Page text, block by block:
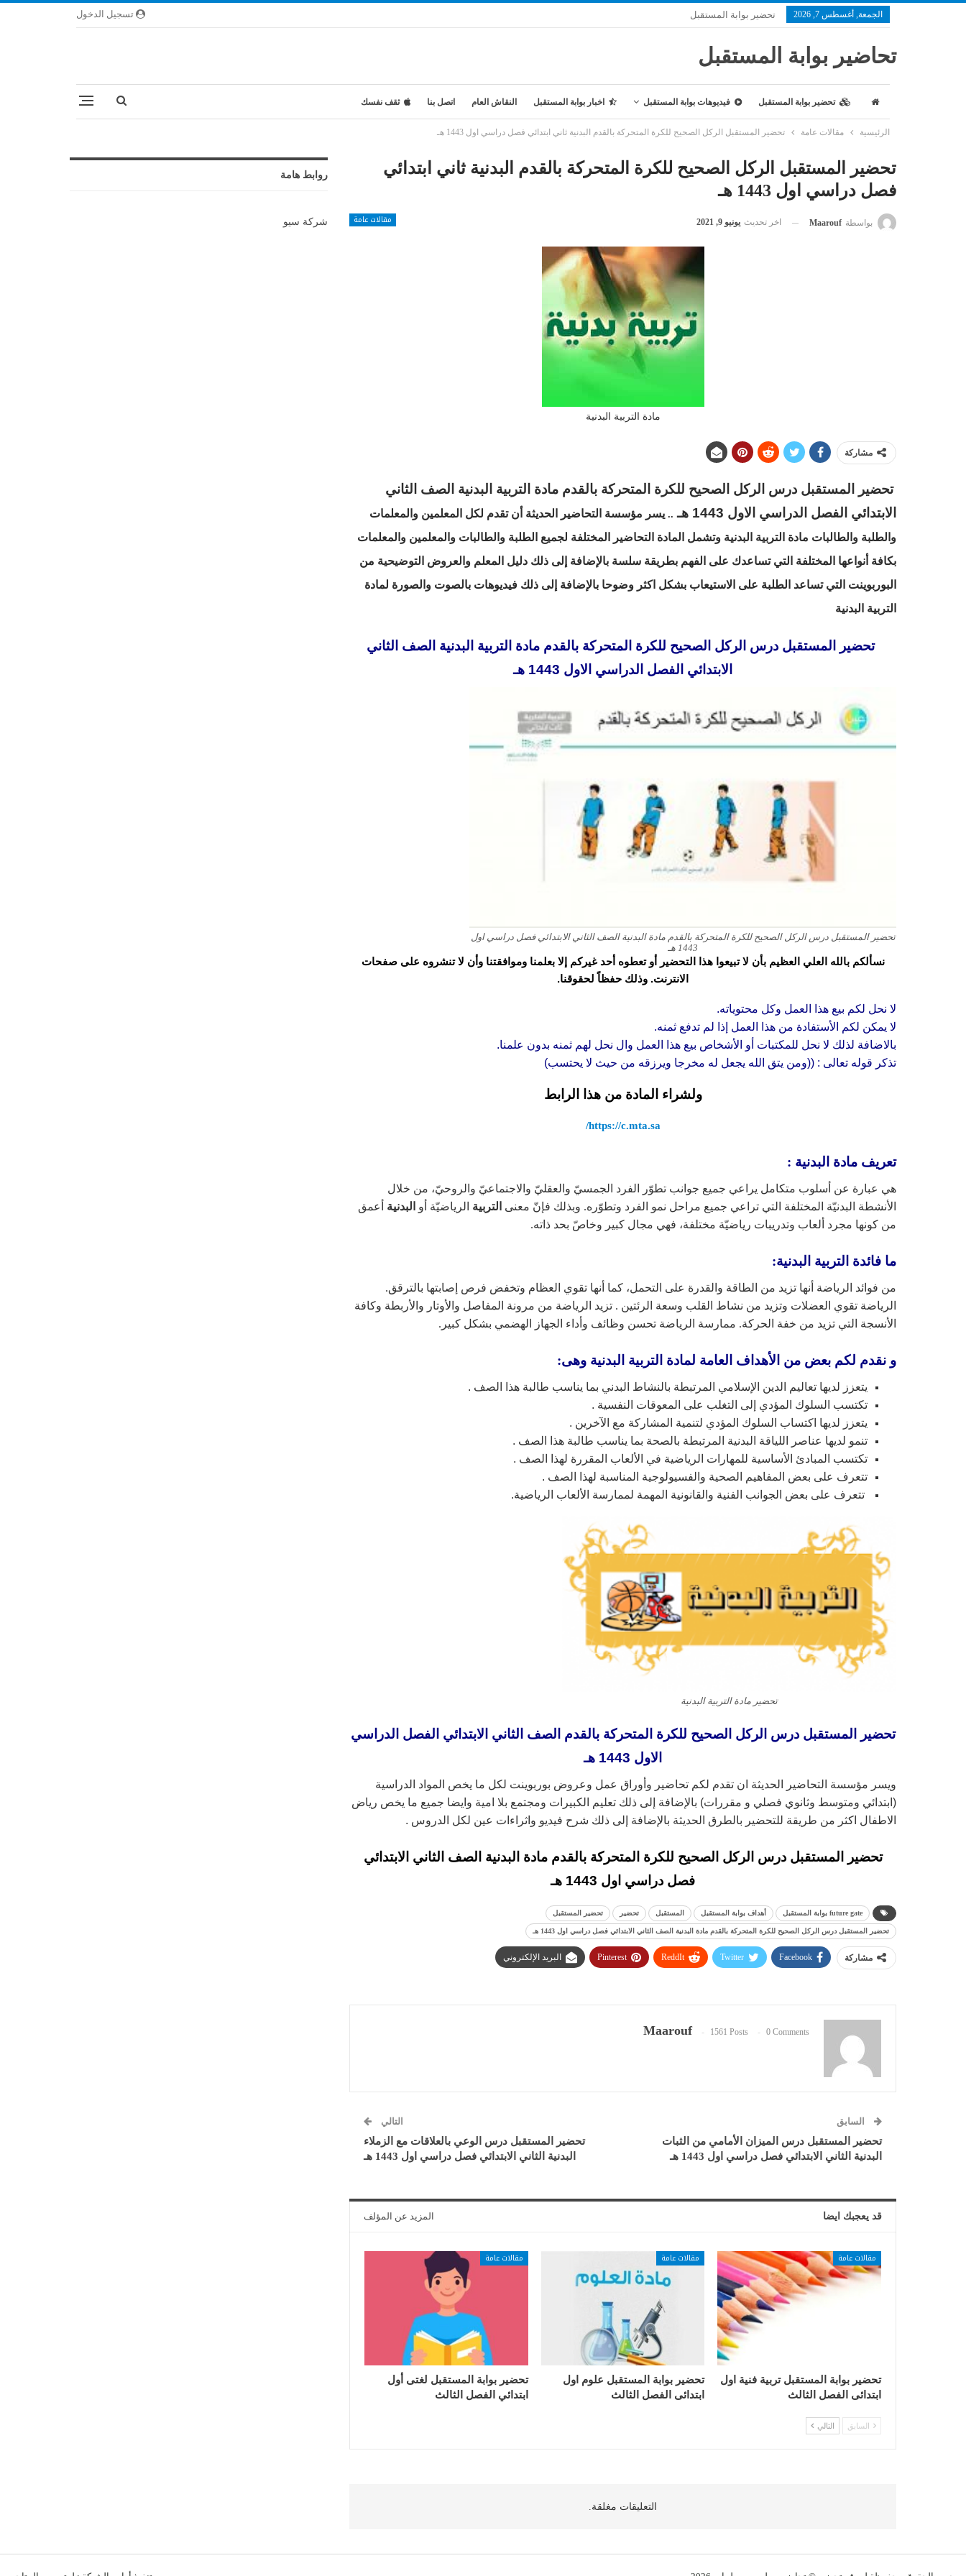
تسجيل الدخول الجمعة, أغسطس 7, 2026 تحضير بوابة المستقبل
تحاضير بوابة المستقبل
تحضير بوابة المستقبل فيديوهات بوابة المستقبل اخبار بوابة المستقبل النقاش العام اتصل بنا ثقف نفسك
الرئيسية مقالات عامة تحضير المستقبل الركل الصحيح للكرة المتحركة بالقدم البدنية ثاني ابتدائي فصل دراسي اول 1443 هـ
تحضير المستقبل الركل الصحيح للكرة المتحركة بالقدم البدنية ثاني ابتدائي
فصل دراسي اول 1443 هـ
مقالات عامة بواسطة Maarouf اخر تحديث يونيو 9, 2021
مادة التربية البدنية
مشاركة
تحضير المستقبل درس الركل الصحيح للكرة المتحركة بالقدم مادة التربية البدنية الصف الثاني
الابتدائي الفصل الدراسي الاول 1443 هـ
.. يسر مؤسسة التحاضير الحديثة أن تقدم لكل المعلمين والمعلمات
والطلبة والطالبات مادة التربية البدنية وتشمل المادة التحاضير المختلفة لجميع الطلبة والطالبات والمعلمين والمعلمات
بكافة أنواعها المختلفة التي تساعدك على الفهم بطريقة سلسة بالإضافة إلى ذلك دليل المعلم والعروض التوضيحية من
البوربوينت التي تساعد الطلبة على الاستيعاب بشكل اكثر وضوحا بالإضافة إلى ذلك فيديوهات بالصوت والصورة لمادة
التربية البدنية
تحضير المستقبل درس الركل الصحيح للكرة المتحركة بالقدم مادة التربية البدنية الصف الثاني
الابتدائي الفصل الدراسي الاول 1443 هـ
تحضير المستقبل درس الركل الصحيح للكرة المتحركة بالقدم مادة البدنية الصف الثاني الابتدائي فصل دراسي اول
1443 هـ
نسألكم بالله العلي العظيم بأن لا تبيعوا هذا التحضير أو تعطوه أحد غيركم إلا بعلمنا وموافقتنا وأن لا تنشروه على صفحات
الانترنت. وذلك حفظاً لحقوقنا.
لا نحل لكم بيع هذا العمل وكل محتوياته.
لا يمكن لكم الأستفادة من هذا العمل إذا لم تدفع ثمنه.
بالاضافة لذلك لا نحل للمكتبات أو الأشخاص بيع هذا العمل وال نحل لهم ثمنه بدون علمنا.
تذكر قوله تعالى : ((ومن يتق الله يجعل له مخرجا ويرزقه من حيث لا يحتسب)
ولشراء المادة من هذا الرابط
https://c.mta.sa/
تعريف مادة البدنية :
هي عبارة عن أسلوب متكامل يراعي جميع جوانب تطوّر الفرد الجمسيّ والعقليّ والاجتماعيّ والروحيّ، من خلال
الأنشطة البدنيّة المختلفة التي تراعي جميع مراحل نمو الفرد وتطوّره. وبذلك فإنّ معنى التربية الرياضيّة أو البدنية أعمق
من كونها مجرد ألعاب وتدريبات رياضيّة مختلفة، فهي مجال كبير وخاصّ بحد ذاته.
ما فائدة التربية البدنية:
من فوائد الرياضة أنها تزيد من الطاقة والقدرة على التحمل، كما أنها تقوي العظام وتخفض فرص إصابتها بالترقق.
الرياضة تقوي العضلات وتزيد من نشاط القلب وسعة الرئتين . تزيد الرياضة من مرونة المفاصل والأوتار والأربطة وكافة
الأنسجة التي تزيد من خفة الحركة. ممارسة الرياضة تحسن وظائف وأداء الجهاز الهضمي بشكل كبير.
و نقدم لكم بعض من الأهداف العامة لمادة التربية البدنية وهى:
يتعزز لديها تعاليم الدين الإسلامي المرتبطة بالنشاط البدني بما يناسب طالبة هذا الصف .
تكتسب السلوك المؤدي إلى التغلب على المعوقات النفسية .
يتعزز لديها اكتساب السلوك المؤدي لتنمية المشاركة مع الآخرين .
تنمو لديها عناصر اللياقة البدنية المرتبطة بالصحة بما يناسب طالبة هذا الصف .
تكتسب المبادئ الأساسية للمهارات الرياضية في الألعاب المقررة لهذا الصف .
تتعرف على بعض المفاهيم الصحية والفسيولوجية المناسبة لهذا الصف .
تتعرف على بعض الجوانب الفنية والقانونية المهمة لممارسة الألعاب الرياضية.
تحضير مادة التربية البدنية
تحضير المستقبل درس الركل الصحيح للكرة المتحركة بالقدم الصف الثاني الابتدائي الفصل الدراسي
الاول 1443 هـ
ويسر مؤسسة التحاضير الحديثة ان تقدم لكم تحاضير وأوراق عمل وعروض بوربوينت لكل ما يخص المواد الدراسية
(ابتدائي ومتوسط وثانوي فصلي و مقررات) بالإضافة إلى ذلك تعليم الكبيرات ومجتمع بلا امية وايضا جميع ما يخص رياض
الاطفال اكثر من طريقة للتحضير بالطرق الحديثة بالإضافة إلى ذلك شرح فيديو واثراءات عين لكل الدروس .
تحضير المستقبل درس الركل الصحيح للكرة المتحركة بالقدم مادة البدنية الصف الثاني الابتدائي
فصل دراسي اول 1443 هـ
future gate بوابة المستقبل أهداف بوابة المستقبل المستقبل تحضير تحضير المستقبل
تحضير المستقبل درس الركل الصحيح للكرة المتحركة بالقدم مادة البدنية الصف الثاني الابتدائي فصل دراسي اول 1443 هـ
مشاركة Facebook
Twitter
ReddIt
Pinterest البريد الإلكتروني
Maarouf 1561 Posts 0 Comments
السابق
تحضير المستقبل درس الميزان الأمامي من الثبات
البدنية الثاني الابتدائي فصل دراسي اول 1443 هـ
التالي
تحضير المستقبل درس الوعي بالعلاقات مع الزملاء
البدنية الثاني الابتدائي فصل دراسي اول 1443 هـ
قد يعجبك ايضا المزيد عن المؤلف
مقالات عامة
تحضير بوابة المستقبل تربية فنية اول
ابتدائى الفصل الثالث
مقالات عامة
تحضير بوابة المستقبل علوم اول
ابتدائى الفصل الثالث
مقالات عامة
تحضير بوابة المستقبل لغتى أول
ابتدائي الفصل الثالث
السابق التالي
التعليقات مغلقة.
روابط هامة
شركة سيو